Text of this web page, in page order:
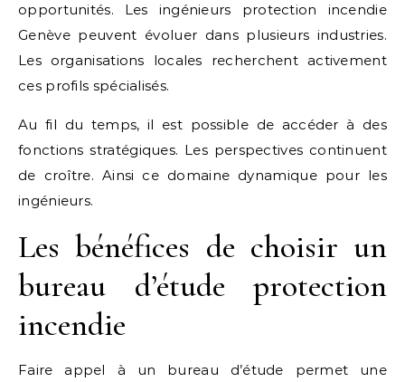
opportunités. Les ingénieurs protection incendie
Genève peuvent évoluer dans plusieurs industries.
Les organisations locales recherchent activement
ces profils spécialisés.
Au fil du temps, il est possible de accéder à des
fonctions stratégiques. Les perspectives continuent
de croître. Ainsi ce domaine dynamique pour les
ingénieurs.
Les bénéfices de choisir un
bureau d’étude protection
incendie
Faire appel à un bureau d’étude permet une